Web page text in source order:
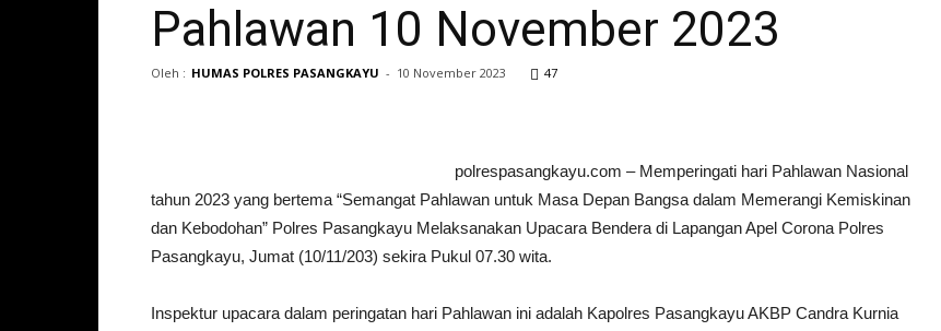
Pahlawan 10 November 2023
Oleh : HUMAS POLRES PASANGKAYU - 10 November 2023 47
polrespasangkayu.com – Memperingati hari Pahlawan Nasional
tahun 2023 yang bertema “Semangat Pahlawan untuk Masa Depan Bangsa dalam Memerangi Kemiskinan
dan Kebodohan” Polres Pasangkayu Melaksanakan Upacara Bendera di Lapangan Apel Corona Polres
Pasangkayu, Jumat (10/11/203) sekira Pukul 07.30 wita.
Inspektur upacara dalam peringatan hari Pahlawan ini adalah Kapolres Pasangkayu AKBP Candra Kurnia